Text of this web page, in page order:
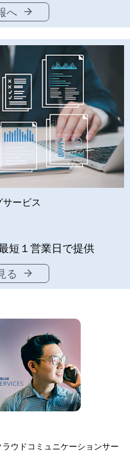
へ
ービス
短１営業日で提供
る
ウドコミュニケーションサー